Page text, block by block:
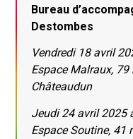
Bureau
Destombes
Vendredi 18 avril
Espace Malraux, 79
Châteaudun
Jeudi 24 avril 2025
Espace Soutine, 41